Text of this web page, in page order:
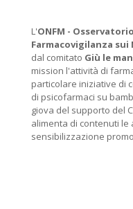
L'ONFM -
Farmacovigilanza sui
dal comitato Giù le
mission l'attività di
particolare iniziative di
di psicofarmaci su
giova del supporto del
alimenta di contenuti
sensibilizzazione